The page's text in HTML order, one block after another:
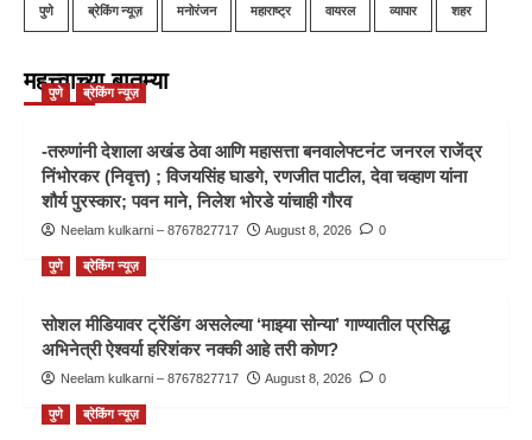
पुणे ब्रेकिंग न्यूज़ मनोरंजन महाराष्ट्र वायरल व्यापार शहर
महत्त्वाच्या बातम्या
पुणे ब्रेकिंग न्यूज़
-तरुणांनी देशाला अखंड ठेवा आणि महासत्ता बनवालेफ्टनंट जनरल राजेंद्र
निंभोरकर (निवृत्त) ; विजयसिंह घाडगे, रणजीत पाटील, देवा चव्हाण यांना
शौर्य पुरस्कार; पवन माने, निलेश भोरडे यांचाही गौरव
Neelam kulkarni – 8767827717 August 8, 2026 0
पुणे ब्रेकिंग न्यूज़
सोशल मीडियावर ट्रेंडिंग असलेल्या ‘माझ्या सोन्या’ गाण्यातील प्रसिद्ध
अभिनेत्री ऐश्वर्या हरिशंकर नक्की आहे तरी कोण?
Neelam kulkarni – 8767827717 August 8, 2026 0
पुणे ब्रेकिंग न्यूज़